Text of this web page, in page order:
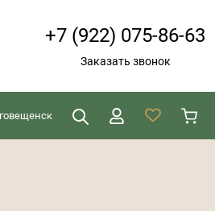
+7 (922) 075-86-63
Заказать звонок